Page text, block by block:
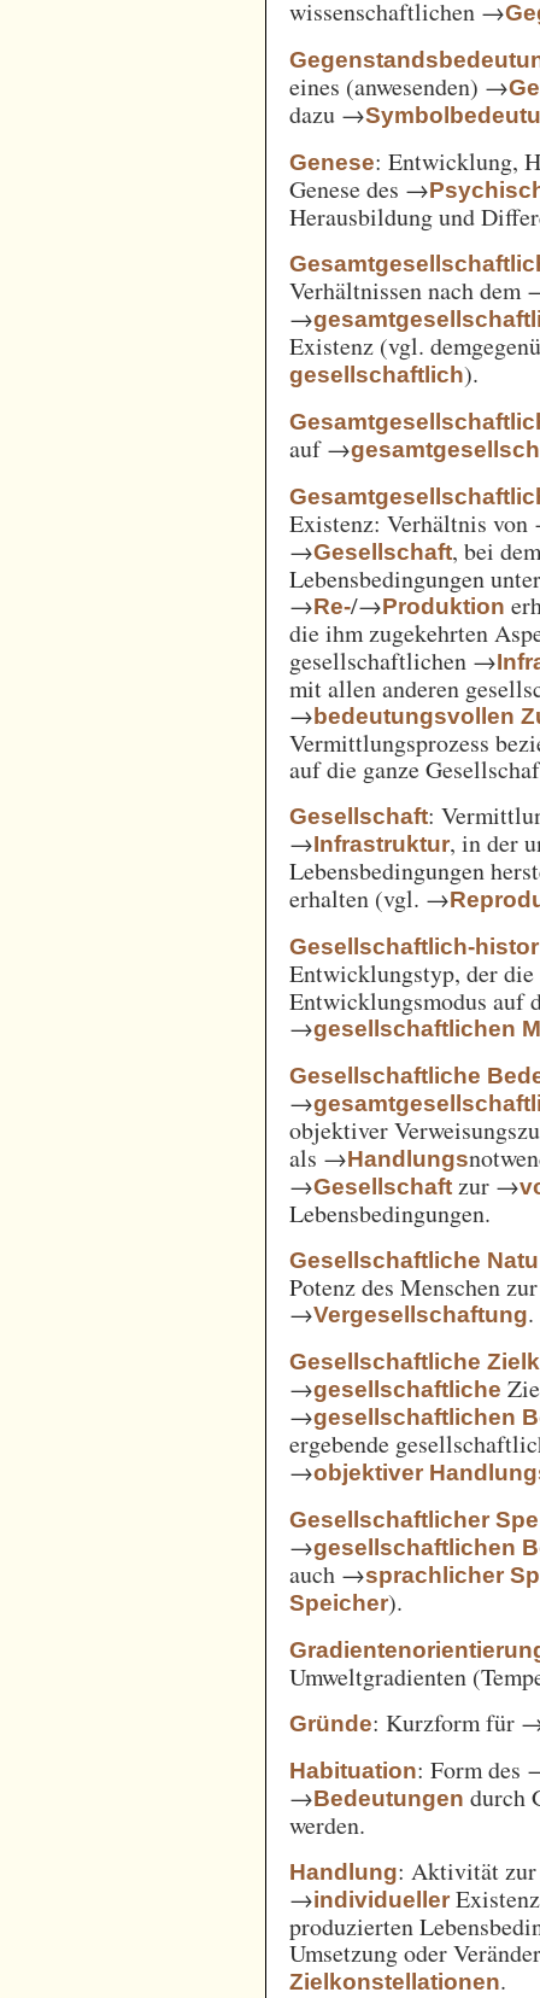
wissenschaftlichen →
eines (anwesenden) →
dazu →
Genese: Entwicklung,
Genese des →
Herausbildung und
Verhältnissen nach dem
→
Existenz (vgl.
gesellschaftlich).
auf →
Existenz: Verhältnis
→Gesellschaft, bei
Lebensbedingungen
→Re-/→Produktion
die ihm zugekehrten
gesellschaftlichen →
mit allen anderen
→bedeutungsvollen
Vermittlungsprozess
auf die ganze
Gesellschaft:
→Infrastruktur, in der
Lebensbedingungen
erhalten (vgl. →
Gesellschaftlich-
Entwicklungstyp, der
Entwicklungsmodus auf
→gesellschaftlichen
Gesellschaftliche
→
objektiver
als →Handlungs
→Gesellschaft zur →
Lebensbedingungen.
Gesellschaftliche
Potenz des Menschen
→Vergesellschaftung.
Gesellschaftliche
→gesellschaftliche
→gesellschaftlichen
ergebende
→objektiver
Gesellschaftlicher
→gesellschaftlichen
auch →sprachlicher
Speicher).
Umweltgradienten
Gründe: Kurzform für
Habituation: Form des
→Bedeutungen durch
werden.
Handlung: Aktivität zur
→individueller
produzierten
Umsetzung oder
Zielkonstellationen.